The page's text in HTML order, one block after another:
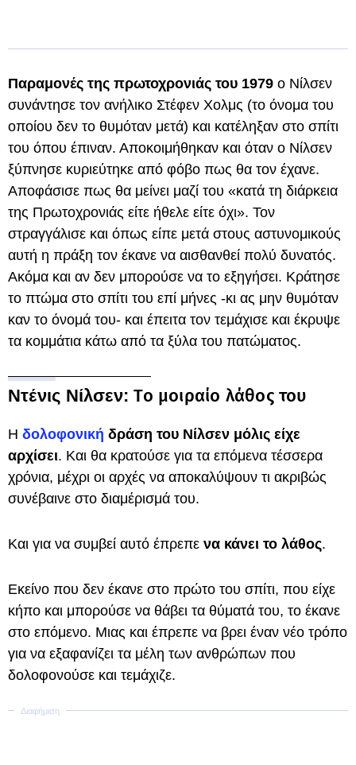
Παραμονές της πρωτοχρονιάς του 1979 ο Νίλσεν
συνάντησε τον ανήλικο Στέφεν Χολμς (το όνομα του
οποίου δεν το θυμόταν μετά) και κατέληξαν στο σπίτι
του όπου έπιναν. Αποκοιμήθηκαν και όταν ο Νίλσεν
ξύπνησε κυριεύτηκε από φόβο πως θα τον έχανε.
Αποφάσισε πως θα μείνει μαζί του «κατά τη διάρκεια
της Πρωτοχρονιάς είτε ήθελε είτε όχι». Τον
στραγγάλισε και όπως είπε μετά στους αστυνομικούς
αυτή η πράξη τον έκανε να αισθανθεί πολύ δυνατός.
Ακόμα και αν δεν μπορούσε να το εξηγήσει. Κράτησε
το πτώμα στο σπίτι του επί μήνες -κι ας μην θυμόταν
καν το όνομά του- και έπειτα τον τεμάχισε και έκρυψε
τα κομμάτια κάτω από τα ξύλα του πατώματος.
Ντένις Νίλσεν:Το μοιραίο λάθος του
Η δολοφονική δράση του Νίλσεν μόλις είχε
αρχίσει. Και θα κρατούσε για τα επόμενα τέσσερα
χρόνια, μέχρι οι αρχές να αποκαλύψουν τι ακριβώς
συνέβαινε στο διαμέρισμά του.
Και για να συμβεί αυτό έπρεπε να κάνει το λάθος.
Εκείνο που δεν έκανε στο πρώτο του σπίτι, που είχε
κήπο και μπορούσε να θάβει τα θύματά του, το έκανε
στο επόμενο. Μιας και έπρεπε να βρει έναν νέο τρόπο
για να εξαφανίζει τα μέλη των ανθρώπων που
δολοφονούσε και τεμάχιζε.